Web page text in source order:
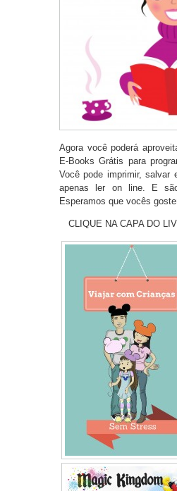
Agora você poderá
E-Books Grátis para
Você pode imprimir, salvar
apenas ler on line. E
Esperamos que vocês
CLIQUE NA CAPA DO